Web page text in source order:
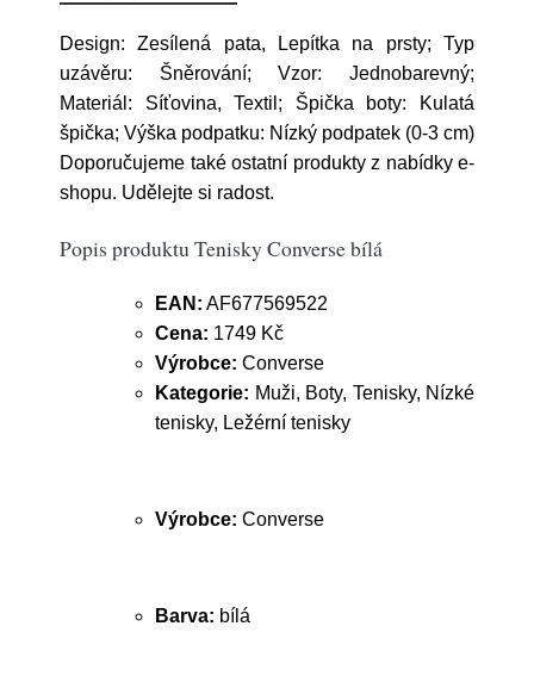
Design: Zesílená pata, Lepítka na prsty; Typ
uzávěru: Šněrování; Vzor: Jednobarevný;
Materiál: Síťovina, Textil; Špička boty: Kulatá
špička; Výška podpatku: Nízký podpatek (0-3 cm)
Doporučujeme také ostatní produkty z nabídky e-
shopu. Udělejte si radost.
Popis produktu Tenisky Converse bílá
EAN: AF677569522
Cena: 1749 Kč
Výrobce: Converse
Kategorie: Muži, Boty, Tenisky, Nízké
tenisky, Ležérní tenisky
Výrobce: Converse
Barva: bílá